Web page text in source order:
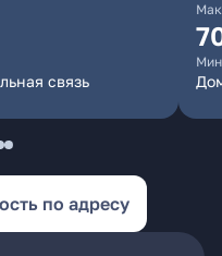
связь
по адресу